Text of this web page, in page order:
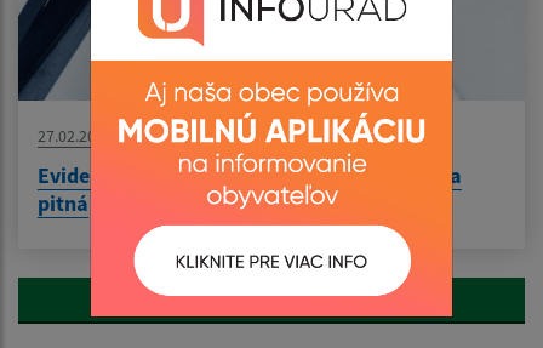
27.02.2025
Evidencia štandardov kvality za oblasť Voda
pitná
Zobraziť všetky aktuality